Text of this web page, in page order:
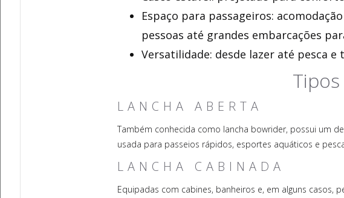
Espaço para passageiros:
pessoas até grandes embarcações
Versatilidade: desde lazer até pesca e
LANCHA ABERTA
Também conhecida como lancha bowrider, possui um
usada para passeios rápidos, esportes aquáticos e
LANCHA CABINADA
Equipadas com cabines, banheiros e, em alguns casos,